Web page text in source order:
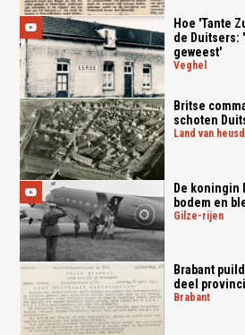
Hoe 'Tante
de Duitsers:
geweest'
veghel
Britse
schoten
land van
De koningin
bodem en
gilze-rijen
Brabant
deel
brabant